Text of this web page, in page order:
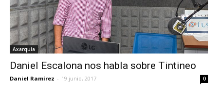
Axarquía
Daniel Escalona nos habla sobre Tintineo
Daniel Ramírez - 19 junio, 2017 0